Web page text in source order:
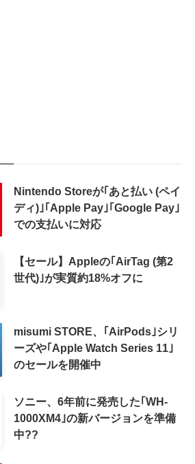
Nintendo Storeが｢あと払い (ペイ
ディ)｣｢Apple Pay｣｢Google Pay｣
での支払いに対応
【セール】Appleの｢AirTag (第2
世代)｣が実質約18%オフに
misumi STORE、｢AirPods｣シリ
ーズや｢Apple Watch Series 11｣
のセールを開催中
ソニー、6年前に発売した｢WH-
1000XM4｣の新バージョンを準備
中??